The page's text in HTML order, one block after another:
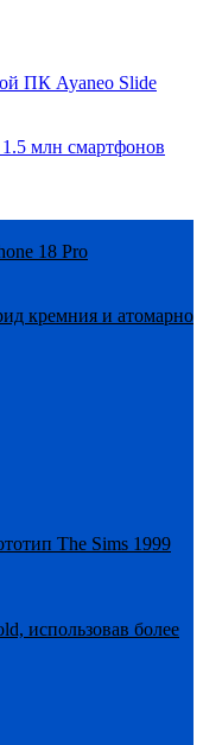
ПК Ayaneo Slide
млн смартфонов
18 Pro
кремния и атомарно
The Sims 1999
использовав более